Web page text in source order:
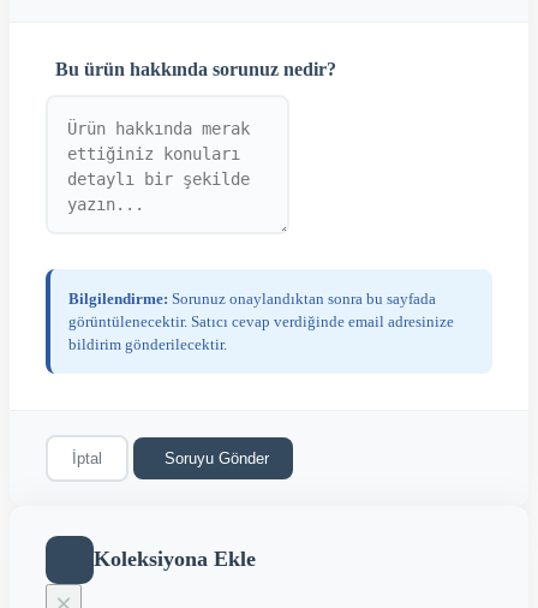
Bu ürün hakkında sorunuz nedir?
Bilgilendirme: Sorunuz onaylandıktan sonra bu sayfada
görüntülenecektir. Satıcı cevap verdiğinde email adresinize
bildirim gönderilecektir.
İptal Soruyu Gönder
Koleksiyona Ekle